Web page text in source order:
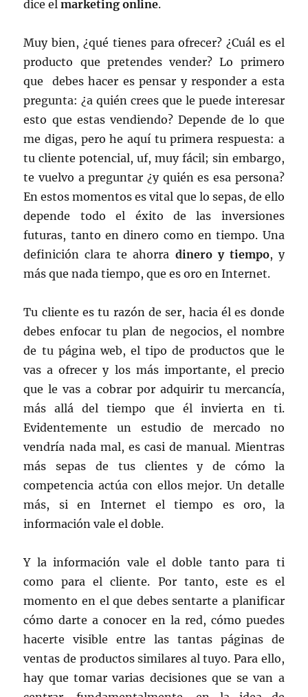
dice elmarketing online.
Muy bien, ¿qué tienes para ofrecer? ¿Cuál es el
producto que pretendes vender? Lo primero
que debes hacer es pensar y responder a esta
pregunta: ¿a quién crees que le puede interesar
esto que estas vendiendo? Depende de lo que
me digas, pero he aquí tu primera respuesta: a
tu cliente potencial, uf, muy fácil; sin embargo,
te vuelvo a preguntar ¿y quién es esa persona?
En estos momentos es vital que lo sepas, de ello
depende todo el éxito de las inversiones
futuras, tanto en dinero como en tiempo. Una
definición clara te ahorra dinero y tiempo, y
más que nada tiempo, que es oro en Internet.
Tu cliente es tu razón de ser, hacia él es donde
debes enfocar tu plan de negocios, el nombre
de tu página web, el tipo de productos que le
vas a ofrecer y los más importante, el precio
que le vas a cobrar por adquirir tu mercancía,
más allá del tiempo que él invierta en ti.
Evidentemente un estudio de mercado no
vendría nada mal, es casi de manual. Mientras
más sepas de tus clientes y de cómo la
competencia actúa con ellos mejor. Un detalle
más, si en Internet el tiempo es oro, la
información vale el doble.
Y la información vale el doble tanto para ti
como para el cliente. Por tanto, este es el
momento en el que debes sentarte a planificar
cómo darte a conocer en la red, cómo puedes
hacerte visible entre las tantas páginas de
ventas de productos similares al tuyo. Para ello,
hay que tomar varias decisiones que se van a